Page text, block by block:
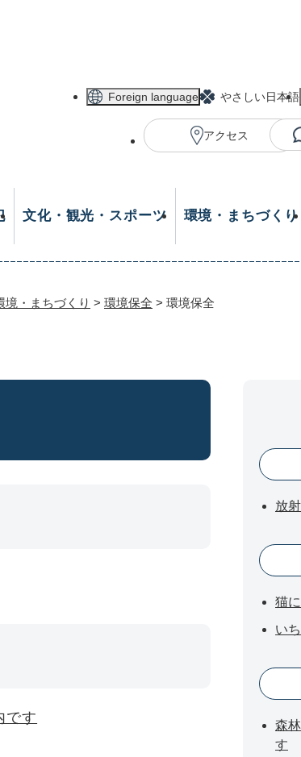
Foreign language やさしい日本語
アクセス
文化・観光・スポーツ 環境・まちづくり
境・まちづくり > 環境保全 > 環境保全
です
放
猫
い
森
す